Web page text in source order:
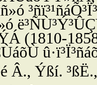
(1810-
Â., Ýßí.